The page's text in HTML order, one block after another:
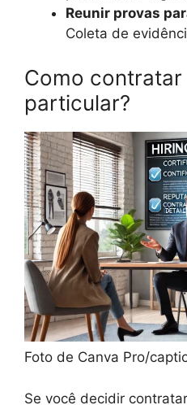
Reunir provas
Coleta de
Como
particular?
Foto de Canva Pro/
Se você decidir